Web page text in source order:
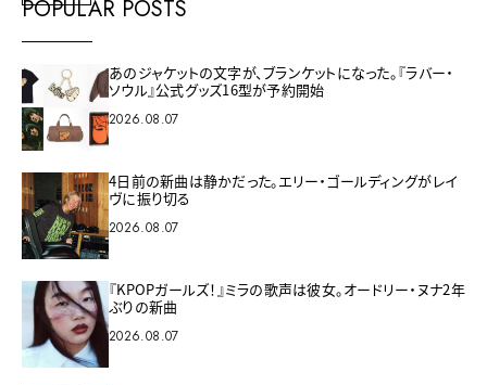
POPULAR POSTS
あのジャケットの文字が、ブランケットになった。『ラバー・
ソウル』公式グッズ16型が予約開始
2026.08.07
4日前の新曲は静かだった。エリー・ゴールディングがレイ
ヴに振り切る
2026.08.07
『KPOPガールズ！』ミラの歌声は彼女。オードリー・ヌナ2年
ぶりの新曲
2026.08.07